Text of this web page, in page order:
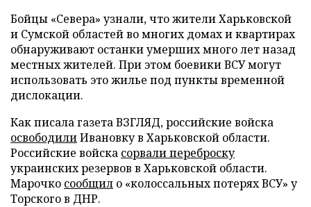
Бойцы «Севера» узнали, что жители Харьковской
и Сумской областей во многих домах и квартирах
обнаруживают останки умерших много лет назад
местных жителей. При этом боевики ВСУ могут
использовать это жилье под пункты временной
дислокации.
Как писала газета ВЗГЛЯД, российские войска
освободилиИвановку в Харьковской области.
Российские войска сорвали переброску
украинских резервов в Харьковской области.
Марочко сообщил о «колоссальных потерях ВСУ» у
Торского в ДНР.